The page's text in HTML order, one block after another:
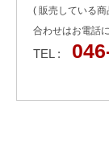
( 販売している
合わせはお電話
TEL :